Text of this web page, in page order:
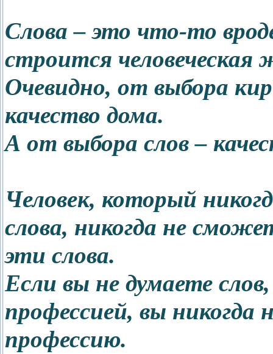
Слова – это что-то
строится человеческая
Очевидно, от выбора
качество дома.
А от выбора слов –
Человек, который
слова, никогда не
эти слова.
Если вы не думаете
профессией, вы
профессию.